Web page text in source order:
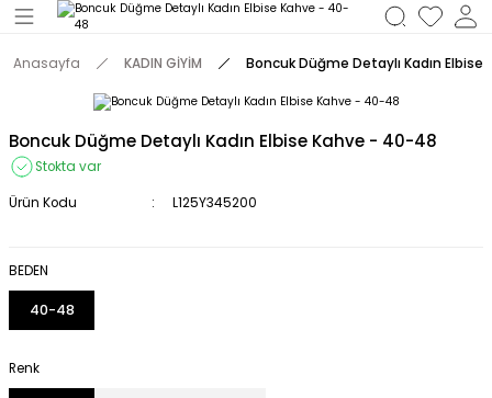
Anasayfa KADIN GİYİM Boncuk Düğme Detaylı Kadın
Boncuk Düğme Detaylı Kadın Elbise Kahve - 40-48
Stokta var
Ürün Kodu L125Y345200
BEDEN
40-48
Renk